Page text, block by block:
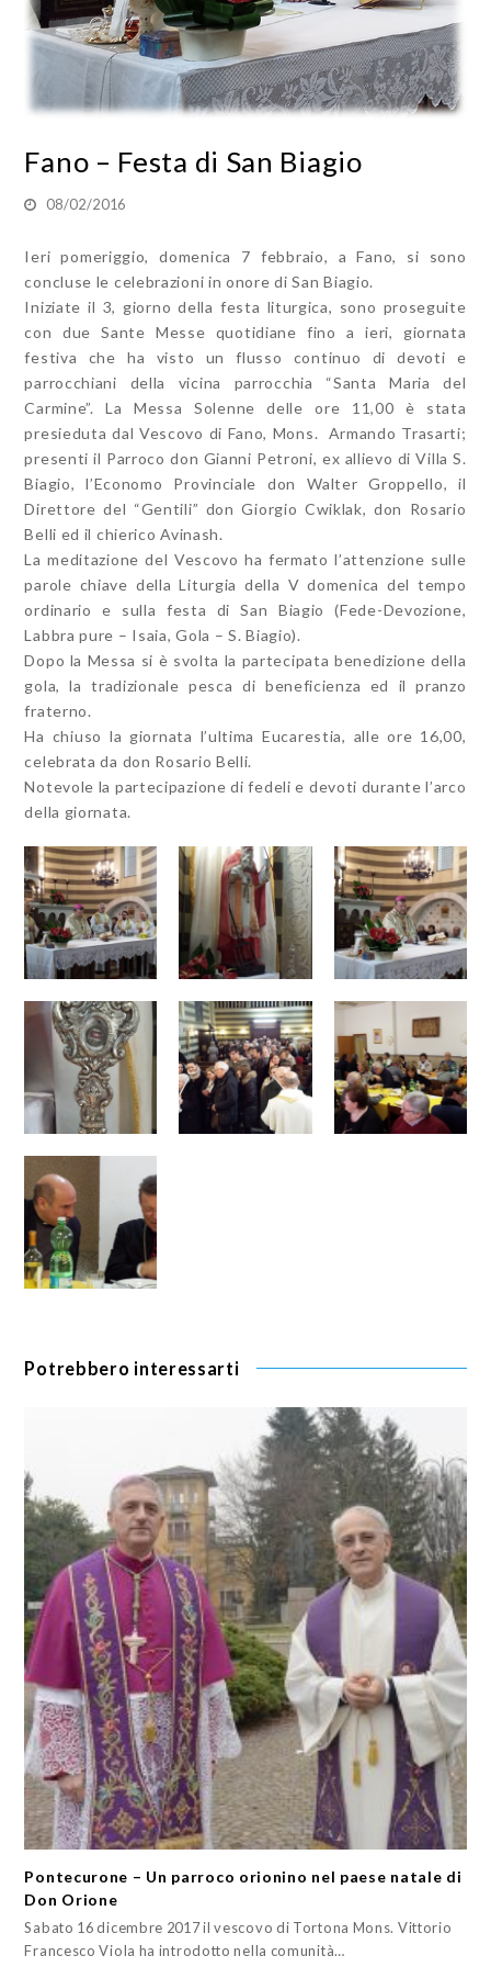
Fano – Festa di San Biagio
08/02/2016
Ieri pomeriggio, domenica 7 febbraio, a Fano, si sono
concluse le celebrazioni in onore di San Biagio.
Iniziate il 3, giorno della festa liturgica, sono proseguite
con due Sante Messe quotidiane fino a ieri, giornata
festiva che ha visto un flusso continuo di devoti e
parrocchiani della vicina parrocchia “Santa Maria del
Carmine”. La Messa Solenne delle ore 11,00 è stata
presieduta dal Vescovo di Fano, Mons. Armando Trasarti;
presenti il Parroco don Gianni Petroni, ex allievo di Villa S.
Biagio, l’Economo Provinciale don Walter Groppello, il
Direttore del “Gentili” don Giorgio Cwiklak, don Rosario
Belli ed il chierico Avinash.
La meditazione del Vescovo ha fermato l’attenzione sulle
parole chiave della Liturgia della V domenica del tempo
ordinario e sulla festa di San Biagio (Fede-Devozione,
Labbra pure – Isaia, Gola – S. Biagio).
Dopo la Messa si è svolta la partecipata benedizione della
gola, la tradizionale pesca di beneficienza ed il pranzo
fraterno.
Ha chiuso la giornata l’ultima Eucarestia, alle ore 16,00,
celebrata da don Rosario Belli.
Notevole la partecipazione di fedeli e devoti durante l’arco
della giornata.
Potrebbero interessarti
Pontecurone – Un parroco orionino nel paese natale di
Don Orione
Sabato 16 dicembre 2017 il vescovo di Tortona Mons. Vittorio
Francesco Viola ha introdotto nella comunità…